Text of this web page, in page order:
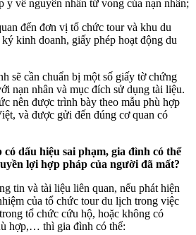
y về nguyên nhân tử vong của nạn nhân;
đến đơn vị tổ chức tour và khu du
kinh doanh, giấy phép hoạt động du
sẽ cần chuẩn bị một số giấy tờ chứng
nạn nhân và mục đích sử dụng tài liệu.
nên được trình bày theo mẫu phù hợp
và được gửi đến đúng cơ quan có
dấu hiệu sai phạm, gia đình có thể
lợi hợp pháp của người đã mất?
tin và tài liệu liên quan, nếu phát hiện
của tổ chức tour du lịch trong việc
tổ chức cứu hộ, hoặc không có
hợp,… thì gia đình có thể: